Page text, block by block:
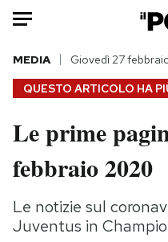
HOME
Italia
Politica
Tecnologia
Internet
QUESTO ARTICOLO HA
MEDIA Giovedì 27
Le prime
febbraio 2020
Le notizie sul
Juventus in